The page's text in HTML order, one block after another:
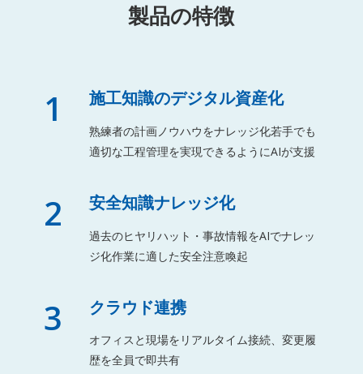
製品の特徴
1 施工知識のデジタル資産化
熟練者の計画ノウハウをナレッジ化若手でも
適切な工程管理を実現できるようにAIが支援
2 安全知識ナレッジ化
過去のヒヤリハット・事故情報をAIでナレッ
ジ化作業に適した安全注意喚起
3 クラウド連携
オフィスと現場をリアルタイム接続、変更履
歴を全員で即共有